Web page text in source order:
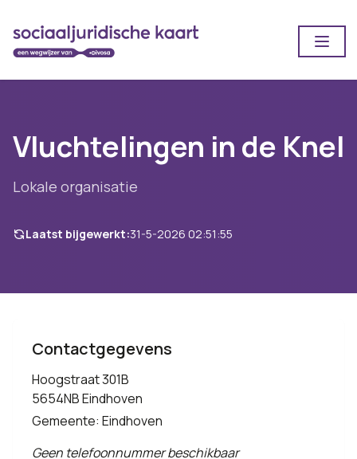
Vluchtelingen in de Knel
Lokale organisatie
Laatst bijgewerkt:31-5-2026 02:51:55
Contactgegevens
Hoogstraat 301B
5654NB Eindhoven
Gemeente: Eindhoven
Geen telefoonnummer beschikbaar